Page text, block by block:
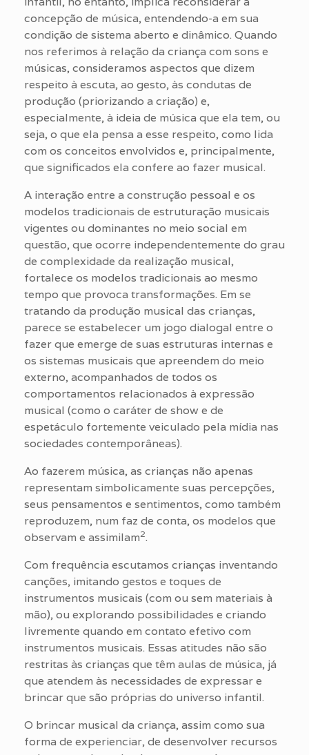
concepção de música, entendendo-a em sua
condição de sistema aberto e dinâmico. Quando
nos referimos à relação da criança com sons e
músicas, consideramos aspectos que dizem
respeito à escuta, ao gesto, às condutas de
produção (priorizando a criação) e,
especialmente, à ideia de música que ela tem, ou
seja, o que ela pensa a esse respeito, como lida
com os conceitos envolvidos e, principalmente,
que significados ela confere ao fazer musical.
A interação entre a construção pessoal e os
modelos tradicionais de estruturação musicais
vigentes ou dominantes no meio social em
questão, que ocorre independentemente do grau
de complexidade da realização musical,
fortalece os modelos tradicionais ao mesmo
tempo que provoca transformações. Em se
tratando da produção musical das crianças,
parece se estabelecer um jogo dialogal entre o
fazer que emerge de suas estruturas internas e
os sistemas musicais que apreendem do meio
externo, acompanhados de todos os
comportamentos relacionados à expressão
musical (como o caráter de show e de
espetáculo fortemente veiculado pela mídia nas
sociedades contemporâneas).
Ao fazerem música, as crianças não apenas
representam simbolicamente suas percepções,
seus pensamentos e sentimentos, como também
reproduzem, num faz de conta, os modelos que
observam e assimilam2.
Com frequência escutamos crianças inventando
canções, imitando gestos e toques de
instrumentos musicais (com ou sem materiais à
mão), ou explorando possibilidades e criando
livremente quando em contato efetivo com
instrumentos musicais. Essas atitudes não são
restritas às crianças que têm aulas de música, já
que atendem às necessidades de expressar e
brincar que são próprias do universo infantil.
O brincar musical da criança, assim como sua
forma de experienciar, de desenvolver recursos